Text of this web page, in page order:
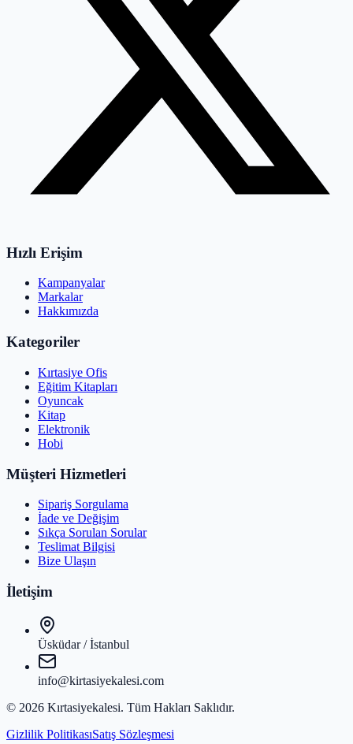
Hızlı Erişim
Kampanyalar
Markalar
Hakkımızda
Kategoriler
Kırtasiye Ofis
Eğitim Kitapları
Oyuncak
Kitap
Elektronik
Hobi
Müşteri Hizmetleri
Sipariş Sorgulama
İade ve Değişim
Sıkça Sorulan Sorular
Teslimat Bilgisi
Bize Ulaşın
İletişim
Üsküdar / İstanbul
info@kirtasiyekalesi.com
© 2026 Kırtasiyekalesi. Tüm Hakları Saklıdır.
Gizlilik PolitikasıSatış Sözleşmesi